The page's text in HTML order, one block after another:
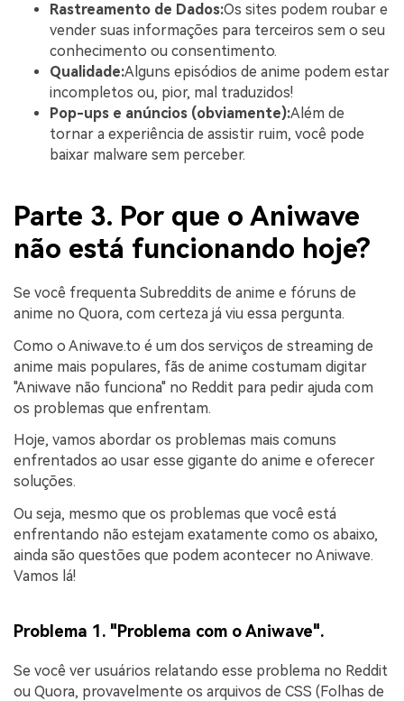
Rastreamento de Dados:Os sites podem roubar e
vender suas informações para terceiros sem o seu
conhecimento ou consentimento.
Qualidade:Alguns episódios de anime podem estar
incompletos ou, pior, mal traduzidos!
Pop-ups e anúncios (obviamente):Além de
tornar a experiência de assistir ruim, você pode
baixar malware sem perceber.
Parte 3. Por que o Aniwave
não está funcionando hoje?
Se você frequenta Subreddits de anime e fóruns de
anime no Quora, com certeza já viu essa pergunta.
Como o Aniwave.to é um dos serviços de streaming de
anime mais populares, fãs de anime costumam digitar
"Aniwave não funciona" no Reddit para pedir ajuda com
os problemas que enfrentam.
Hoje, vamos abordar os problemas mais comuns
enfrentados ao usar esse gigante do anime e oferecer
soluções.
Ou seja, mesmo que os problemas que você está
enfrentando não estejam exatamente como os abaixo,
ainda são questões que podem acontecer no Aniwave.
Vamos lá!
Problema 1. "Problema com o Aniwave".
Se você ver usuários relatando esse problema no Reddit
ou Quora, provavelmente os arquivos de CSS (Folhas de